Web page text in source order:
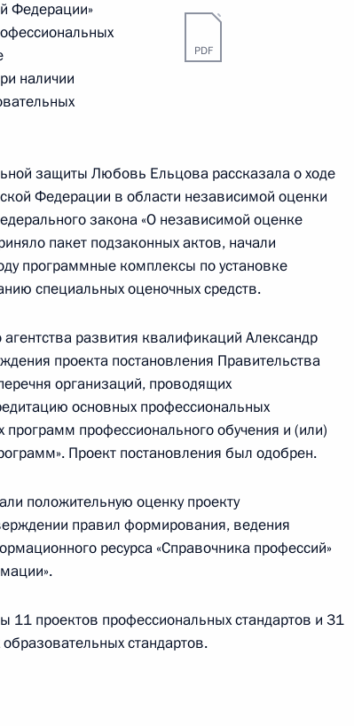
профессиональным
к заседанию Совета
спорта
рассмотрению
судов
PDF
Федерации»
наличии
защиты Любовь Ельцова рассказала о ходе
Федерации в области независимой оценки
закона «О независимой оценке
пакет подзаконных актов, начали
программные комплексы по установке
специальных оценочных средств.
развития квалификаций Александр
проекта постановления Правительства
организаций, проводящих
основных профессиональных
профессионального обучения и (или)
Проект постановления был одобрен.
положительную оценку проекту
правил формирования, ведения
ресурса «Справочника профессий»
11 проектов профессиональных стандартов и 31
стандартов.